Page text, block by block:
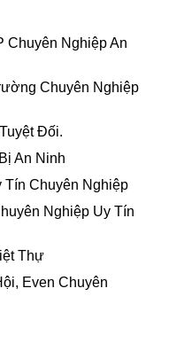
Chuyên Nghiệp An
Chuyên Nghiệp
Đối.
An Ninh
Tín Chuyên Nghiệp
Nghiệp Uy Tín
Thự
Even Chuyên